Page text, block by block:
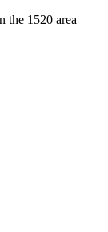
the 1520 area